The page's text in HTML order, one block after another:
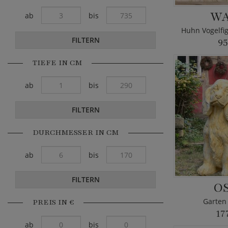
ab bis
FILTERN
TIEFE IN CM
ab bis
FILTERN
DURCHMESSER IN CM
ab bis
FILTERN
PREIS IN €
ab bis